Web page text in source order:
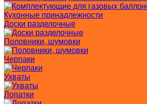
Кухонные принадлежности
Доски разделочные
Половники, шумовки
Черпаки
Ухваты
Лопатки